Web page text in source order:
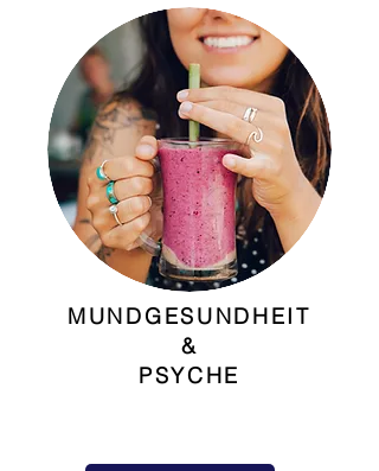
MUNDGESUNDHEIT
&
PSYCHE